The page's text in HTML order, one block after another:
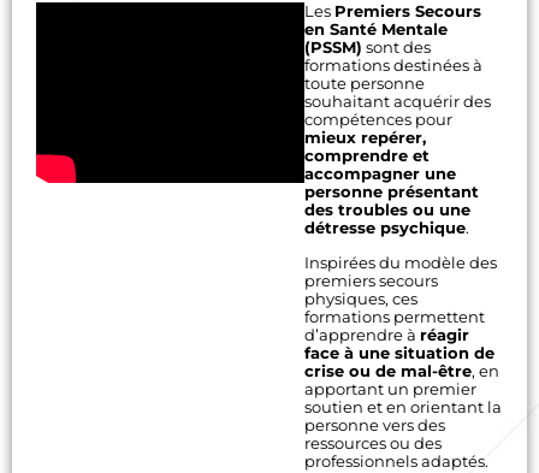
Les Premiers Secours
en Santé Mentale
(PSSM) sont des
formations destinées à
toute personne
souhaitant acquérir des
compétences pour
mieux repérer,
comprendre et
accompagner une
personne présentant
des troubles ou une
détresse psychique.
Inspirées du modèle des
premiers secours
physiques, ces
formations permettent
d’apprendre à réagir
face à une situation de
crise ou de mal-être, en
apportant un premier
soutien et en orientant la
personne vers des
ressources ou des
professionnels adaptés.